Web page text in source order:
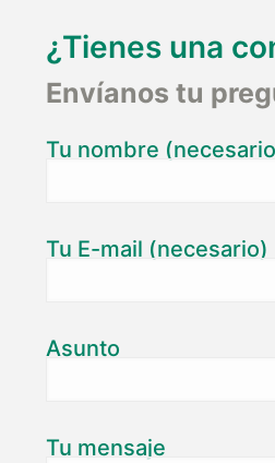
¿Tienes una
Envíanos tu
Tu nombre
Tu E-mail (necesario)
Asunto
Tu mensaje